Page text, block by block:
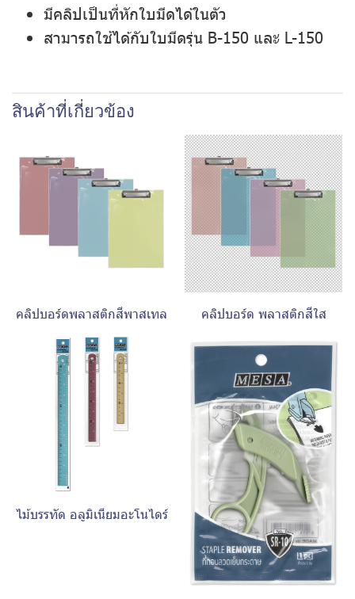
มีคลิปเป็นที่หักใบมีดได้ในตัว
สามารถใช้ได้กับใบมีดรุ่น B-150 และ L-150
สินค้าที่เกี่ยวข้อง
คลิปบอร์ดพลาสติกสีพาสเทล คลิปบอร์ด พลาสติกสีใส
ไม้บรรทัด อลูมิเนียมอะโนไดร์